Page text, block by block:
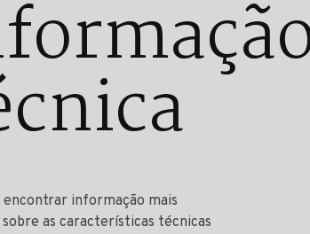
encontrar informação mais
as características técnicas